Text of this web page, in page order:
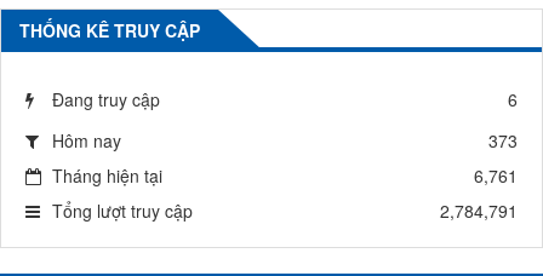
THỐNG KÊ TRUY CẬP
Đang truy cập
6
Hôm nay
373
Tháng hiện tại
6,761
Tổng lượt truy cập
2,784,791